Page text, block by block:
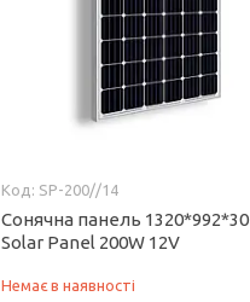
SP-200//14
Сонячна панель 1320*992*30
Solar Panel 200W 12V
Немає в наявності